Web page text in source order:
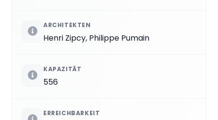
ARCHITEKTEN
Henri Zipcy, Philippe Pumain
KAPAZITÄT
556
ERREICHBARKEIT